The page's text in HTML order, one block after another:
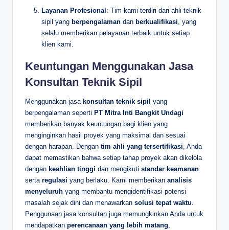
Layanan Profesional : Tim kami terdiri dari ahli teknik
sipil yang berpengalaman dan berkualifikasi, yang
selalu memberikan pelayanan terbaik untuk setiap
klien kami.
Keuntungan Menggunakan Jasa
Konsultan Teknik Sipil
Menggunakan jasa konsultan teknik sipil yang
berpengalaman seperti PT Mitra Inti Bangkit Undagi
memberikan banyak keuntungan bagi klien yang
menginginkan hasil proyek yang maksimal dan sesuai
dengan harapan. Dengan tim ahli yang tersertifikasi, Anda
dapat memastikan bahwa setiap tahap proyek akan dikelola
dengan keahlian tinggi dan mengikuti standar keamanan
serta regulasi yang berlaku. Kami memberikan analisis
menyeluruh yang membantu mengidentifikasi potensi
masalah sejak dini dan menawarkan solusi tepat waktu.
Penggunaan jasa konsultan juga memungkinkan Anda untuk
mendapatkan perencanaan yang lebih matang,